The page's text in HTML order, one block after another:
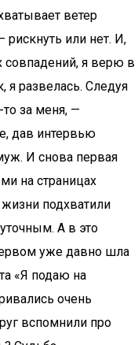
ветер
рискнуть или нет. И,
совпадений, я верю в
я развелась. Следуя
за меня, —
дав интервью
И снова первая
на страницах
подхватили
А в это
уже давно шла
«Я подаю на
очень
вспомнили про